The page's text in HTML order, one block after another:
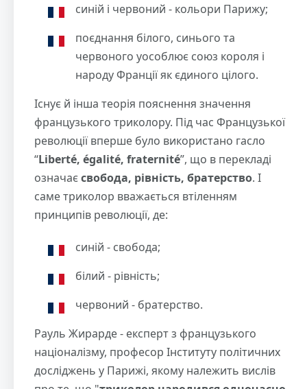
синій і червоний - кольори Парижу;
поєднання білого, синього та
червоного уособлює союз короля і
народу Франції як єдиного цілого.
Існує й інша теорія пояснення значення
французького триколору. Під час Французької
революції вперше було використано гасло
“Liberté, égalité, fraternité”, що в перекладі
означаєсвобода, рівність, братерство. І
саме триколор вважається втіленням
принципів революції, де:
синій - свобода;
білий - рівність;
червоний - братерство.
Рауль Жирарде - експерт з французького
націоналізму, професор Інституту політичних
досліджень у Парижі, якому належить вислів